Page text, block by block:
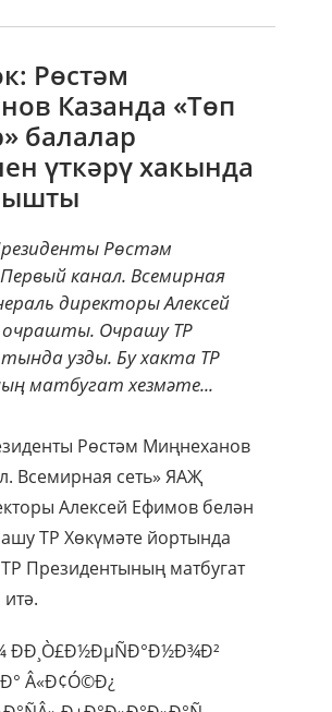
Рөстәм
Казанда «Төп
балалар
үткәрү хакында
Рөстәм
канал. Всемирная
директоры Алексей
очрашты. Очрашу ТР
узды. Бу хакта ТР
матбугат хезмәте...
Рөстәм Миңнеханов
Всемирная сеть» ЯАҖ
Алексей Ефимов белән
ТР Хөкүмәте йортында
ТР Президентының матбугат